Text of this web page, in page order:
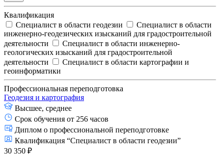
Квалификация
Специалист в области геодезии
Специалист в области
инженерно-геодезических изысканий для градостроительной
деятельности
Специалист в области инженерно-
геологических изысканий для градостроительной
деятельности
Специалист в области картографии и
геоинформатики
Профессиональная переподготовка
Геодезия и картография
Высшее, среднее
Срок обучения от 256 часов
Диплом о профессиональной переподготовке
Квалификация “Специалист в области геодезии”
30 350 ₽